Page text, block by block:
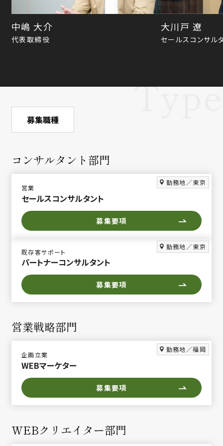
中嶋 大介
代表取締役
大川戸 遼
セールスコンサル
募集職種
コンサルタント部門
勤務地／東京
営業
セールスコンサルタント
募集要項
勤務地／東京
既存客サポート
パートナーコンサルタント
募集要項
営業戦略部門
勤務地／福岡
企画立案
WEBマーケター
募集要項
WEBクリエイター部門